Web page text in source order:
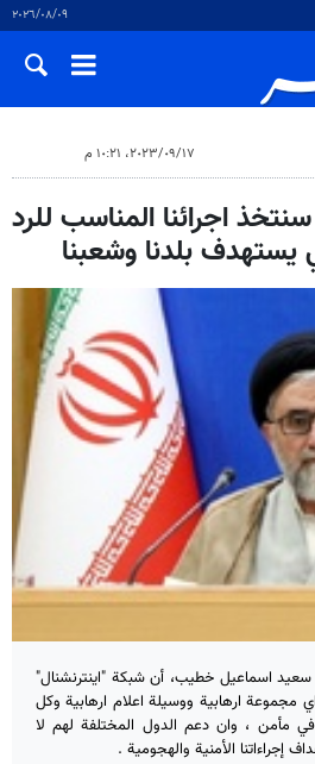
٠٩‏/٠٨‏/٢٠٢٦
١٧‏/٠٩‏/٢٠٢٣، ١٠:٢١ م
سنتخذ اجرائنا المناسب للرد
بلدنا وشعبنا
سعيد اسماعيل خطيب، أن شبكة "اينترنشنال"
مجموعة ارهابية ووسيلة اعلام ارهابية وكل
مأمن ، وان دعم الدول المختلفة لهم لا
إجراءاتنا الأمنية والهجومية .